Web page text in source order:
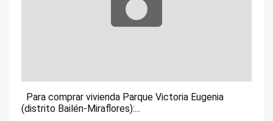
Para comprar vivienda Parque Victoria Eugenia
(distrito Bailén-Miraflores):...